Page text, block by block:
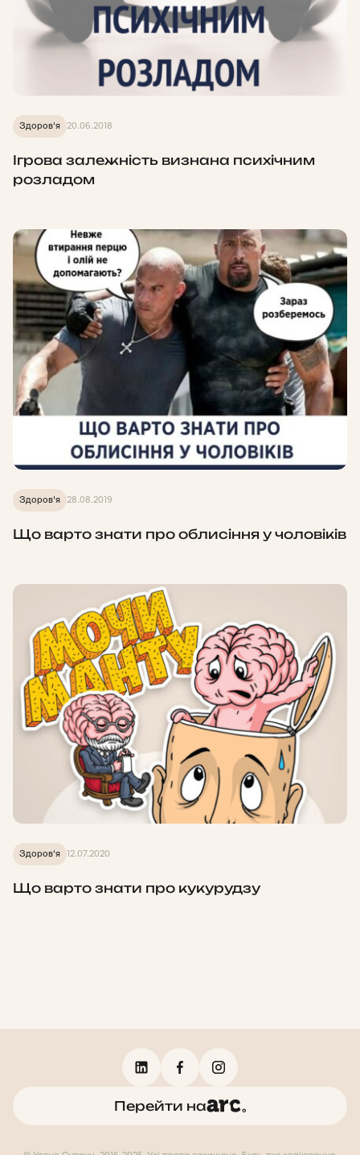
Здоров'я 20.06.2018
Ігрова залежність визнана психічним
розладом
Здоров'я 28.08.2019
Що варто знати про облисіння у чоловіків
Здоров'я 12.07.2020
Що варто знати про кукурудзу
Перейти на